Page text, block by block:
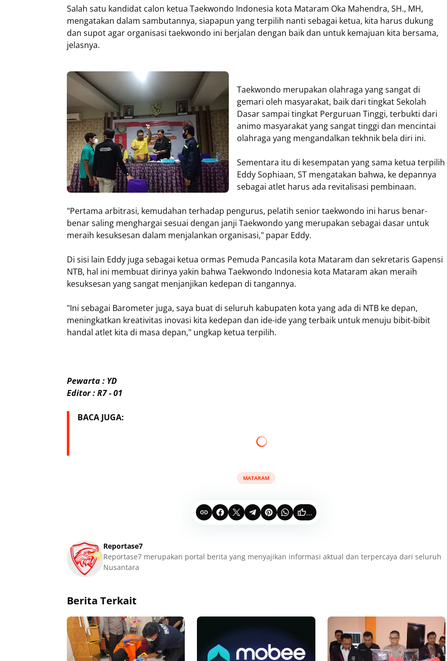
Salah satu kandidat calon ketua Taekwondo Indonesia kota Mataram Oka Mahendra, SH., MH,
mengatakan dalam sambutannya, siapapun yang terpilih nanti sebagai ketua, kita harus dukung
dan supot agar organisasi taekwondo ini berjalan dengan baik dan untuk kemajuan kita bersama,
jelasnya.
Taekwondo merupakan olahraga yang sangat di
gemari oleh masyarakat, baik dari tingkat Sekolah
Dasar sampai tingkat Perguruan Tinggi, terbukti dari
animo masyarakat yang sangat tinggi dan mencintai
olahraga yang mengandalkan tekhnik bela diri ini.
Sementara itu di kesempatan yang sama ketua terpilih
Eddy Sophiaan, ST mengatakan bahwa, ke depannya
sebagai atlet harus ada revitalisasi pembinaan.
"Pertama arbitrasi, kemudahan terhadap pengurus, pelatih senior taekwondo ini harus benar-
benar saling menghargai sesuai dengan janji Taekwondo yang merupakan sebagai dasar untuk
meraih kesuksesan dalam menjalankan organisasi," papar Eddy.
Di sisi lain Eddy juga sebagai ketua ormas Pemuda Pancasila kota Mataram dan sekretaris Gapensi
NTB, hal ini membuat dirinya yakin bahwa Taekwondo Indonesia kota Mataram akan meraih
kesuksesan yang sangat menjanjikan kedepan di tangannya.
"Ini sebagai Barometer juga, saya buat di seluruh kabupaten kota yang ada di NTB ke depan,
meningkatkan kreativitas inovasi kita kedepan dan ide-ide yang terbaik untuk menuju bibit-bibit
handal atlet kita di masa depan," ungkap ketua terpilih.
Pewarta : YD
Editor : R7 - 01
BACA JUGA:
MATARAM
...
Reportase7
Reportase7 merupakan portal berita yang menyajikan informasi aktual dan terpercaya dari seluruh
Nusantara
Berita Terkait